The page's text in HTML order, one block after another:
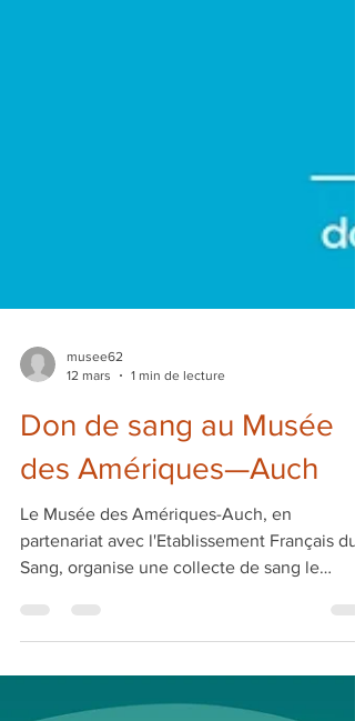
Don de sang au Musée
des Amériques—Auch
Le Musée des Amériques-Auch, en
partenariat avec l'Etablissement Français du
Sang, organise une collecte de sang le
musée. En conséquence, le musée sera
fermé à la visite ce jour-là. Pour prendre